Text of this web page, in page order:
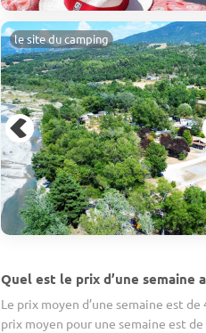
le site du camping
Quel est le prix d’une semaine
Le prix moyen d’une semaine est
prix moyen pour une semaine est de